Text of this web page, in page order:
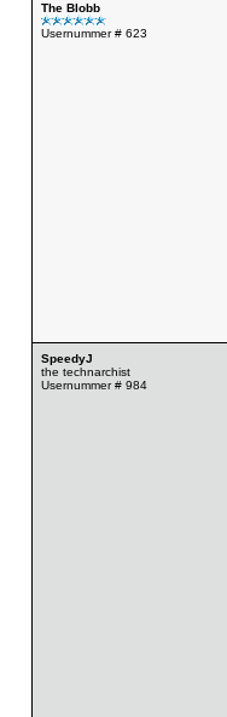
The Blobb
Usernummer # 623
SpeedyJ
the technarchist
Usernummer # 984